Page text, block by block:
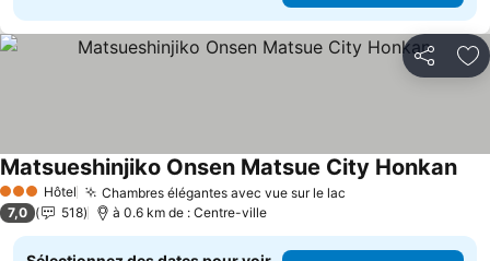
Partager
3 ÉtoilesHôtel Chambres élégantes avec vue sur le lac
Matsueshinjiko Onsen Matsue City Honkan
7,0 518 à 0.6 km de : Centre-ville